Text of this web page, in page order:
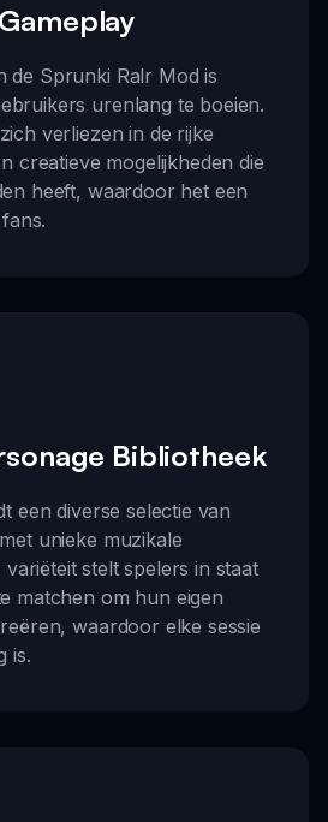
de Sprunki Ralr Mod is
urenlang te boeien.
verliezen in de rijke
creatieve mogelijkheden die
heeft, waardoor het een
Bibliotheek
een diverse selectie van
unieke muzikale
variëteit stelt spelers in staat
matchen om hun eigen
waardoor elke sessie
is.